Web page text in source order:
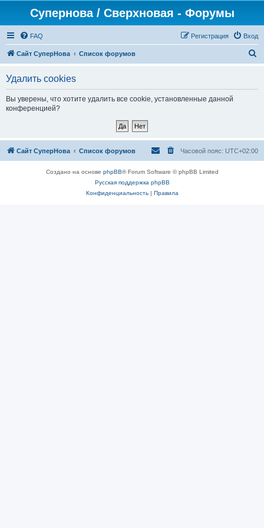
Супернова / Сверхновая - Форумы
FAQ Вход
Регистрация
Сайт СуперНова Список форумов
Удалить cookies
Вы уверены, что хотите удалить все cookie, установленные данной
конференцией?
Сайт СуперНова Список форумов Часовой пояс: UTC+02:00
Создано на основе phpBB® Forum Software © phpBB Limited
Русская поддержка phpBB
Конфиденциальность| Правила